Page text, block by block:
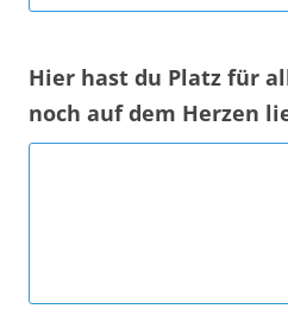
Hier hast du Platz für
noch auf dem Herzen